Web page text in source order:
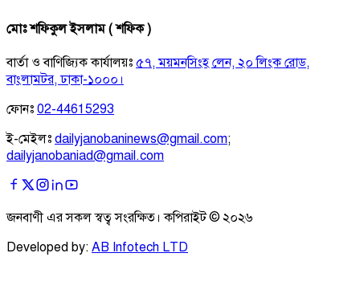
মোঃ শফিকুল ইসলাম ( শফিক )
বার্তা ও বাণিজ্যিক কার্যালয়ঃ ৫৭, ময়মনসিংহ লেন, ২০ লিংক রোড,
বাংলামটর, ঢাকা-১০০০।
ফোনঃ 02-44615293
ই-মেইলঃ dailyjanobaninews@gmail.com;
dailyjanobaniad@gmail.com
জনবাণী এর সকল স্বত্ব সংরক্ষিত। কপিরাইট © ২০২৬
Developed by: AB Infotech LTD